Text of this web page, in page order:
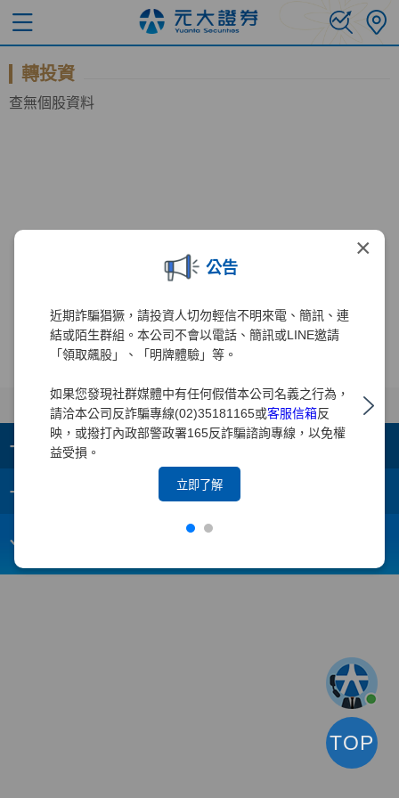
×
公告
近期詐騙猖獗，請投資人切勿輕信不明來電、簡訊、連
結或陌生群組。本公司不會以電話、簡訊或LINE邀請
「領取飆股」、「明牌體驗」等。
如果您發現社群媒體中有任何假借本公司名義之行為，
請洽本公司反詐騙專線(02)35181165或客服信箱反
映，或撥打內政部警政署165反詐騙諮詢專線，以免權
益受損。
立即了解
轉投資
查無個股資料
+ 集團成員
+
webmaster@yuanta.com
TOP